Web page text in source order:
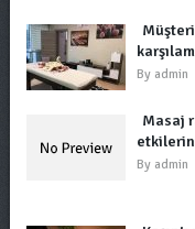
By admin
Masaj
By admin